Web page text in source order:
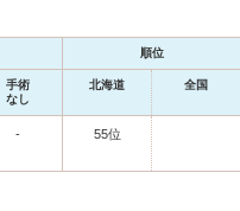
順位
手術
なし
北海道 全国
- 55位